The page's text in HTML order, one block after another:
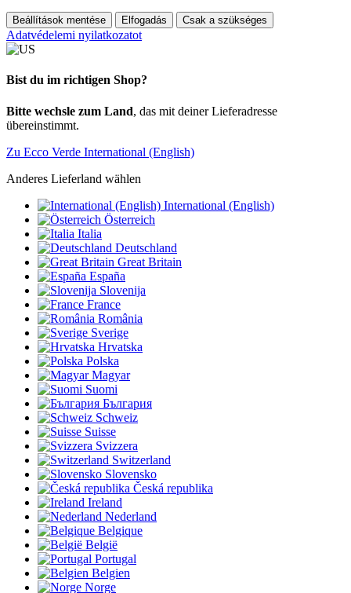
Beállítások mentése Elfogadás Csak a szükséges
Adatvédelemi nyilatkozatot
Bist du im richtigen Shop?
Bitte wechsle zum Land, das mit deiner Lieferadresse
übereinstimmt.
Zu Ecco Verde International (English)
Anderes Lieferland wählen
International (English)
Österreich
Italia
Deutschland
Great Britain
España
Slovenija
France
România
Sverige
Hrvatska
Polska
Magyar
Suomi
България
Schweiz
Suisse
Svizzera
Switzerland
Slovensko
Česká republika
Ireland
Nederland
Belgique
België
Portugal
Belgien
Norge